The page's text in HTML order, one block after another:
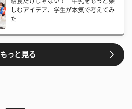
しむアイデア、学生が本気で考えてみ
た
もっと見る